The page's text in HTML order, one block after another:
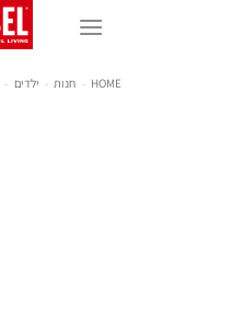
HOME
- חנות - ילדים -